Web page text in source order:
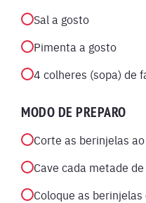
Sal a gosto
Pimenta a gosto
4 colheres (sopa) de
MODO DE PREPARO
Corte as berinjelas
Cave cada metade
Coloque as